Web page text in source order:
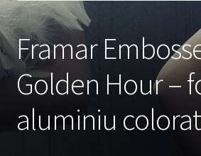
Framar
Golden Hour –
aluminiu